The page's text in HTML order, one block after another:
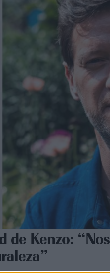
de Kenzo: “Nos